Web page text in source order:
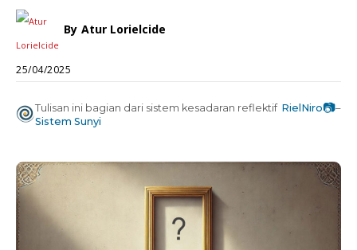
By Atur Lorielcide
25/04/2025
Tulisan ini bagian dari sistem kesadaran reflektif RielNiro📷–
Sistem Sunyi